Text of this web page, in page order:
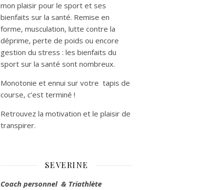
mon plaisir pour le sport et ses
bienfaits sur la santé. Remise en
forme, musculation, lutte contre la
déprime, perte de poids ou encore
gestion du stress : les bienfaits du
sport sur la santé sont nombreux.
Monotonie et ennui sur votre tapis de
course, c’est terminé !
Retrouvez la motivation et le plaisir de
transpirer.
SEVERINE
Coach personnel & Triathlète